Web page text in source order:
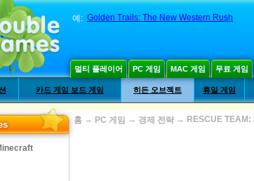
예: Golden Trails: The New Western Rush
멀티 플레이어 PC 게임 MAC 게임 무료 게임
카드 게임 보드 게임 히든 오브젝트 휴일 게임
홈 → PC 게임 → 경제 전략 → RESCUE